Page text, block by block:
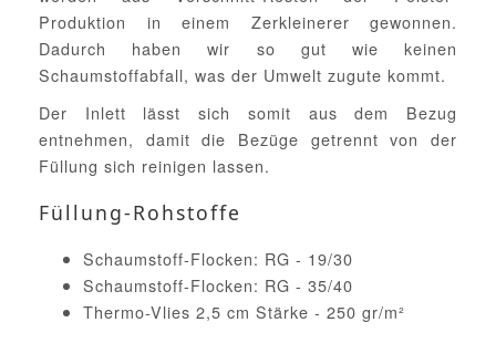
Produktion in einem Zerkleinerer gewonnen.
Dadurch haben wir so gut wie keinen
Schaumstoffabfall, was der Umwelt zugute kommt.
Der Inlett lässt sich somit aus dem Bezug
entnehmen, damit die Bezüge getrennt von der
Füllung sich reinigen lassen.
Füllung-Rohstoffe
Schaumstoff-Flocken: RG - 19/30
Schaumstoff-Flocken: RG - 35/40
Thermo-Vlies 2,5 cm Stärke - 250 gr/m²